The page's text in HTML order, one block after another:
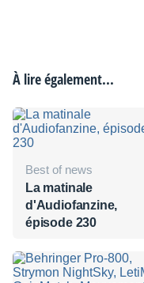
À lire également...
Best of news
La matinale
d'Audiofanzine,
épisode 230